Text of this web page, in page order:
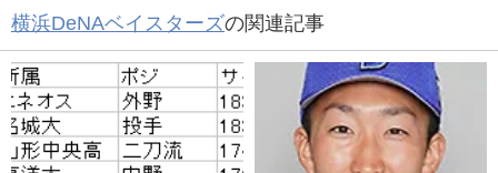
横浜DeNAベイスターズの関連記事